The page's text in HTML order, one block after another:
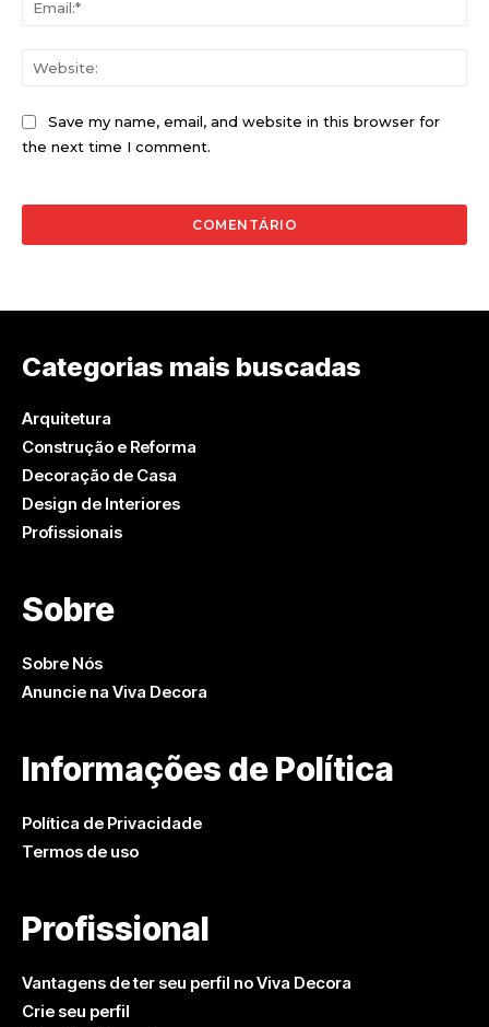
Save my name, email, and website in this browser for
the next time I comment.
Categorias mais buscadas
Arquitetura
Construção e Reforma
Decoração de Casa
Design de Interiores
Profissionais
Sobre
Sobre Nós
Anuncie na Viva Decora
Informações de Política
Política de Privacidade
Termos de uso
Profissional
Vantagens de ter seu perfil no Viva Decora
Crie seu perfil